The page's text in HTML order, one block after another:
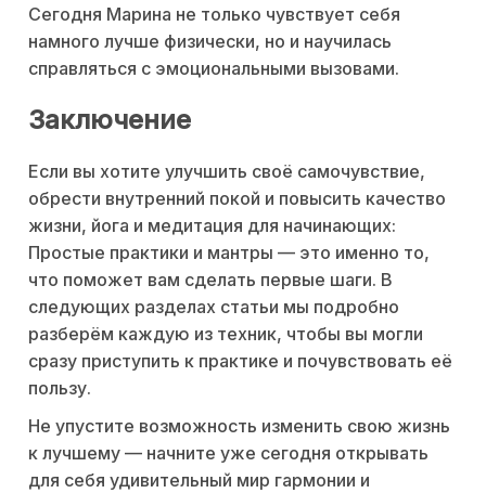
Сегодня Марина не только чувствует себя
намного лучше физически, но и научилась
справляться с эмоциональными вызовами.
Заключение
Если вы хотите улучшить своё самочувствие,
обрести внутренний покой и повысить качество
жизни, йога и медитация для начинающих:
Простые практики и мантры — это именно то,
что поможет вам сделать первые шаги. В
следующих разделах статьи мы подробно
разберём каждую из техник, чтобы вы могли
сразу приступить к практике и почувствовать её
пользу.
Не упустите возможность изменить свою жизнь
к лучшему — начните уже сегодня открывать
для себя удивительный мир гармонии и